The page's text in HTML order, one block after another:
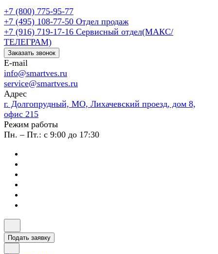
+7 (800) 775-95-77
+7 (495) 108-77-50 Отдел продаж
+7 (916) 719-17-16 Сервисный отдел(МАКС/
ТЕЛЕГРАМ)
Заказать звонок
E-mail
info@smartves.ru
service@smartves.ru
Адрес
г. Долгопрудный, МО, Лихачевский проезд, дом 8,
офис 215
Режим работы
Пн. – Пт.: с 9:00 до 17:30
Подать заявку